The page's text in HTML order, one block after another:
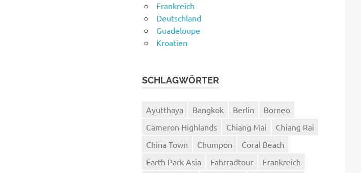
Frankreich
Deutschland
Guadeloupe
Kroatien
SCHLAGWÖRTER
Ayutthaya Bangkok Berlin
Borneo
Cameron Highlands
Chiang Mai
Chiang Rai
China Town
Chumpon
Coral Beach
Earth Park Asia
Fahrradtour
Frankreich